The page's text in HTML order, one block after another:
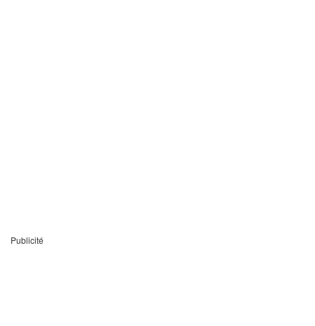
Publicité